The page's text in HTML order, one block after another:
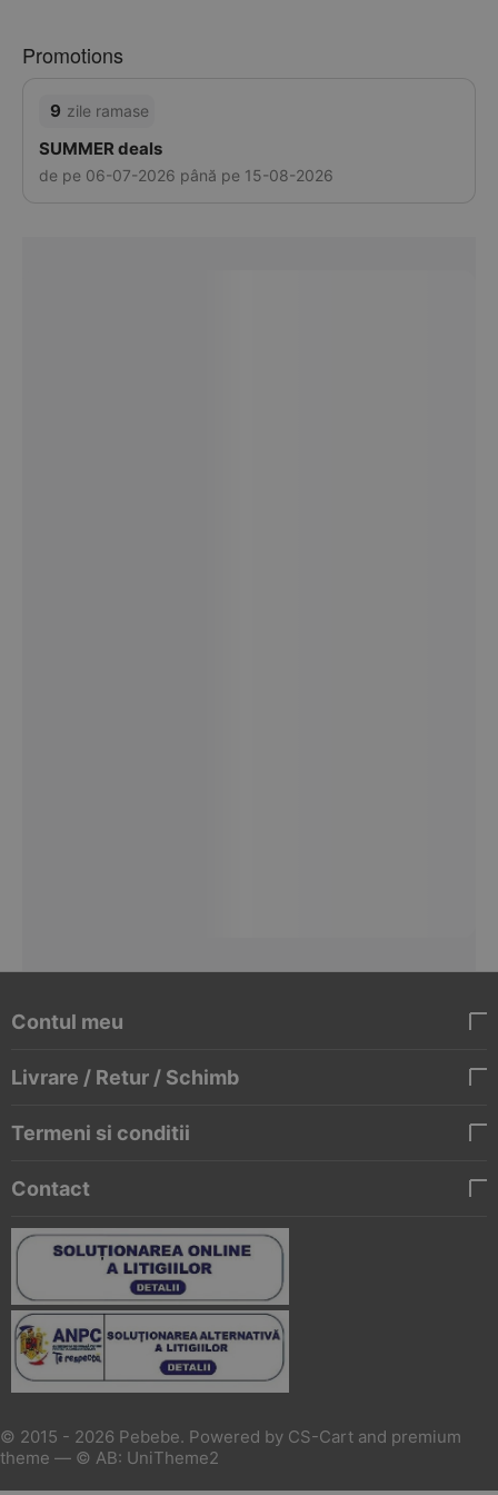
Promotions
9 zile ramase
SUMMER deals
de pe 06-07-2026 până pe 15-08-2026
Contul meu
Livrare / Retur / Schimb
Termeni si conditii
Contact
© 2015 - 2026 Pebebe. Powered by CS-Cart and premium
theme — © AB: UniTheme2